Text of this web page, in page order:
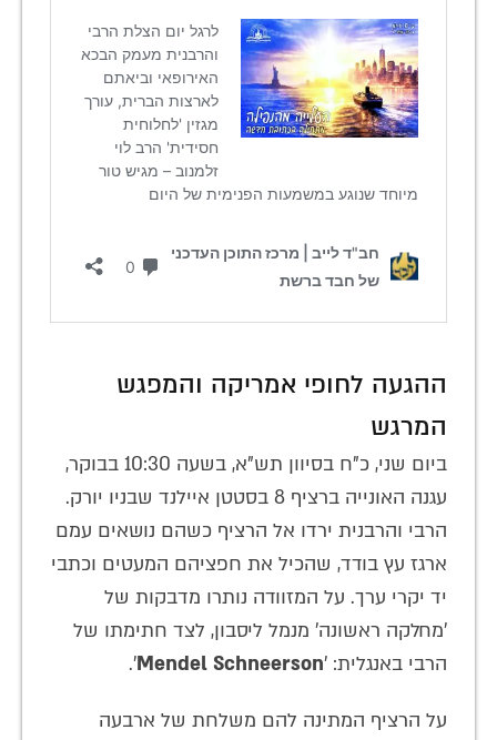
ההגעה לחופי אמריקה והמפגש
המרגש
ביום שני, כ"ח בסיוון תש"א, בשעה 10:30 בבוקר,
עגנה האונייה ברציף 8 בסטטן איילנד שבניו יורק.
הרבי והרבנית ירדו אל הרציף כשהם נושאים עמם
ארגז עץ בודד, שהכיל את חפציהם המעטים וכתבי
יד יקרי ערך. על המזוודה נותרו מדבקות של
'מחלקה ראשונה' מנמל ליסבון, לצד חתימתו של
הרבי באנגלית: 'Mendel Schneerson
'.
על הרציף המתינה להם משלחת של ארבעה